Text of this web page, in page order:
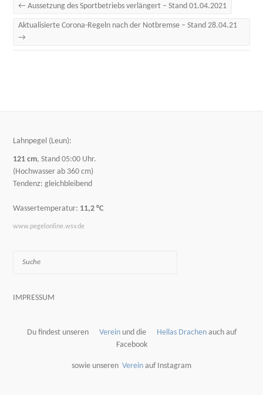
← Aussetzung des Sportbetriebs verlängert – Stand 01.04.2021
Aktualisierte Corona-Regeln nach der Notbremse – Stand 28.04.21
→
Lahnpegel (Leun):
121 cm, Stand 05:00 Uhr.
(Hochwasser ab 360 cm)
Tendenz: gleichbleibend
Wassertemperatur: 11,2 °C
www.pegelonline.wsv.de
IMPRESSUM
Du findest unseren Vereinund die Hellas Drachenauch auf
Facebook
sowie unseren Verein auf Instagram